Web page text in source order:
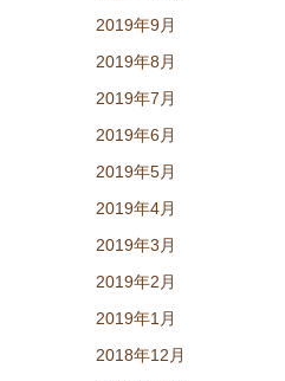
2019年9月
2019年8月
2019年7月
2019年6月
2019年5月
2019年4月
2019年3月
2019年2月
2019年1月
2018年12月